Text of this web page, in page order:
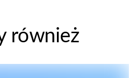
również